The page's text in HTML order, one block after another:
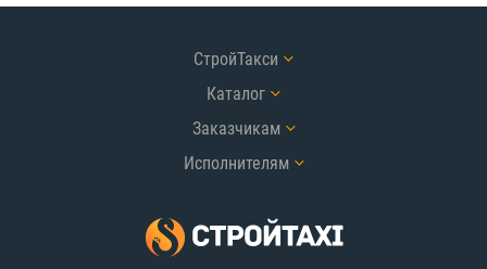
СтройТакси
Каталог
Заказчикам
Исполнителям